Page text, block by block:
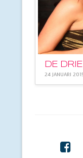
DE
24 JANUARI